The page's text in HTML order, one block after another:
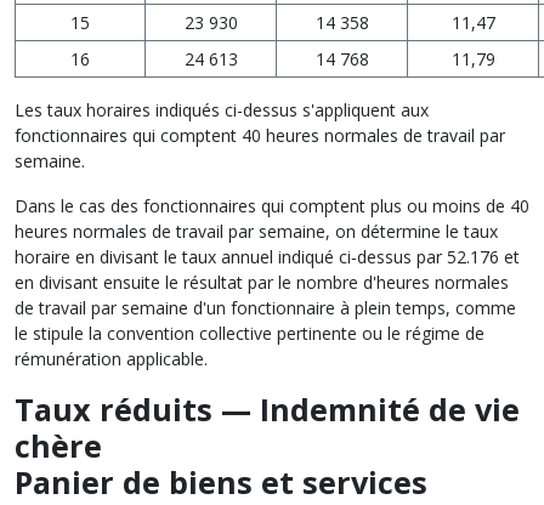
15
23 930 14 358
11,47
16
24 613 14 768 11,79
Les taux horaires indiqués ci-dessus s'appliquent aux
fonctionnaires qui comptent 40 heures normales de travail par
semaine.
Dans le cas des fonctionnaires qui comptent plus ou moins de 40
heures normales de travail par semaine, on détermine le taux
horaire en divisant le taux annuel indiqué ci‑dessus par 52.176 et
en divisant ensuite le résultat par le nombre d'heures normales
de travail par semaine d'un fonctionnaire à plein temps, comme
le stipule la convention collective pertinente ou le régime de
rémunération applicable.
Taux réduits — Indemnité de vie
chère
Panier de biens et services